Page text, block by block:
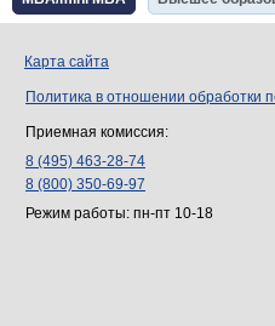
Карта сайта
Политика в отношении обработки
Приемная комиссия:
8 (495) 463-28-74
8 (800) 350-69-97
Режим работы: пн-пт 10-18